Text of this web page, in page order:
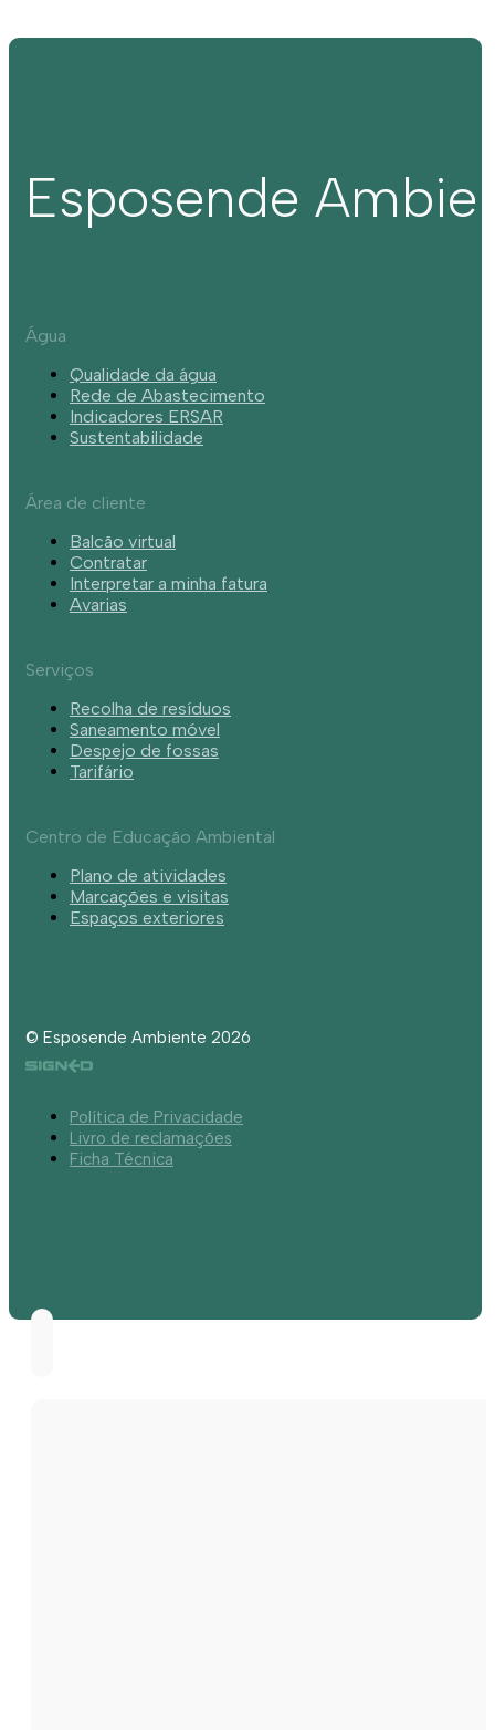
Esposende
Água
Qualidade da água
Rede de Abastecimento
Indicadores ERSAR
Sustentabilidade
Área de cliente
Balcão virtual
Contratar
Interpretar a minha fatura
Avarias
Serviços
Recolha de resíduos
Saneamento móvel
Despejo de fossas
Tarifário
Centro de Educação Ambiental
Plano de atividades
Marcações e visitas
Espaços exteriores
© Esposende Ambiente 2026
Política de Privacidade
Livro de reclamações
Ficha Técnica